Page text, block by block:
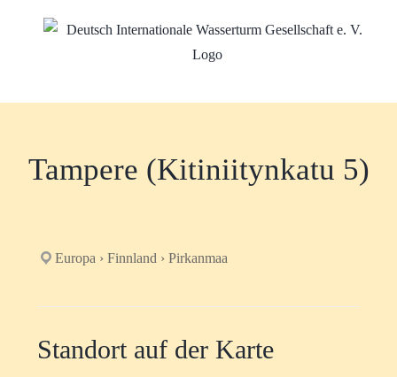
Tampere (Kitiniitynkatu 5)
Europa › Finnland › Pirkanmaa
Standort auf der Karte